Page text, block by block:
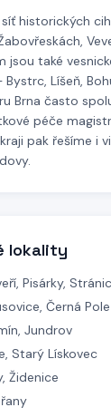
historických
jsou také
Líšeň,
Brna často
péče
pak řešíme i
lokality
Pisárky,
Černá Pole
Jundrov
Starý Lískovec
Židenice